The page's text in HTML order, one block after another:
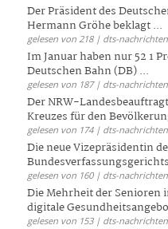
Der Präsident des
Hermann Gröhe beklagt ...
gelesen von 218 | dts-
Im Januar haben nur 52 1
Deutschen Bahn (DB) ...
gelesen von 187 | dts-
Der NRW-
Kreuzes für den
gelesen von 174 | dts-
Die neue Vizepräsidentin
gelesen von 160 | dts-
Die Mehrheit der Senioren
digitale
gelesen von 153 | dts-